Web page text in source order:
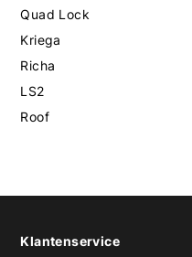
Quad Lock
Kriega
Richa
LS2
Roof
Klantenservice